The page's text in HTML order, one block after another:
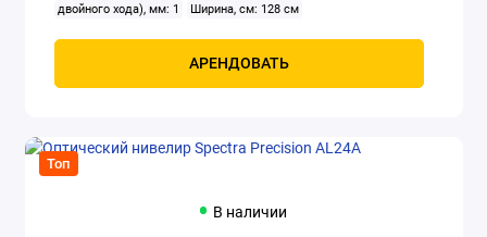
двойного хода), мм: 1
Ширина, см: 128 см
АРЕНДОВАТЬ
Топ
В наличии